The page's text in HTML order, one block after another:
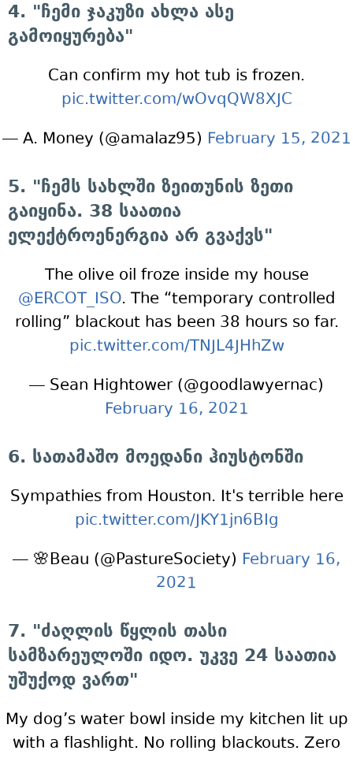
4. "ჩემი ჯაკუზი ახლა ასე
გამოიყურება"
Can confirm my hot tub is frozen.
pic.twitter.com/wOvqQW8XJC
— A. Money (@amalaz95) February 15, 2021
5. "ჩემს სახლში ზეითუნის ზეთი
გაიყინა. 38 საათია
ელექტროენერგია არ გვაქვს"
The olive oil froze inside my house
@ERCOT_ISO. The “temporary controlled
rolling” blackout has been 38 hours so far.
pic.twitter.com/TNJL4JHhZw
— Sean Hightower (@goodlawyernac)
February 16, 2021
6. სათამაშო მოედანი ჰიუსტონში
Sympathies from Houston. It's terrible here
pic.twitter.com/JKY1jn6BIg
— 🌸Beau (@PastureSociety) February 16,
2021
7. "ძაღლის წყლის თასი
სამზარეულოში იდო. უკვე 24 საათია
უშუქოდ ვართ"
My dog’s water bowl inside my kitchen lit up
with a flashlight. No rolling blackouts. Zero